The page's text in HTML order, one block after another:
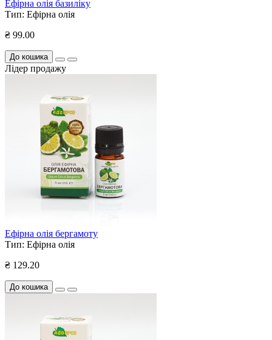
Ефірна олія базиліку
Тип: Ефірна олія
₴ 99.00
До кошика
Лідер продажу
Ефірна олія бергамоту
Тип: Ефірна олія
₴ 129.20
До кошика